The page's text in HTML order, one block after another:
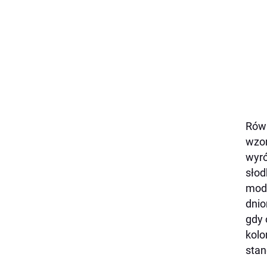
gdy